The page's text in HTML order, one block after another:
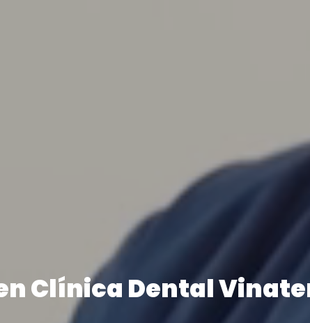
Clínica Dental